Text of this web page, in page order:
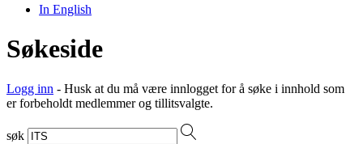
In English
Søkeside
Logg inn - Husk at du må være innlogget for å søke i innhold som
er forbeholdt medlemmer og tillitsvalgte.
søk